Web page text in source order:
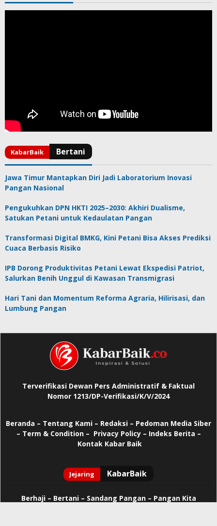
Jawa Timur Mantapkan Diri Jadi Laboratorium Inovasi
Pangan Nasional
Pengukuhkan DPN HKTI 2025–2030: Akhiri Dualisme,
Satukan Petani untuk Kedaulatan Pangan
Transformasi Digital BMKG, Kini Petani Bisa Akses Prediksi
Cuaca Berbasis Risiko
IPB Dorong Produktivitas Petani Lewat Ekspedisi Patriot,
Salurkan Benih Unggul di Kawasan Transmigrasi
Hari Tani dan Momentum Reforma Agraria, Hilirisasi, dan
Lumbung Pangan
Terverifikasi Dewan Pers Administratif & Faktual
Nomor 1213/DP-Verifikasi/K/V/2024
Beranda – Tentang Kami – Redaksi – Pedoman Media Siber
– Term & Condition – Privacy Policy– Indeks Berita –
Kontak Kabar Baik
Berhaji– Bertani – Sandang Pangan – Pangan Kita